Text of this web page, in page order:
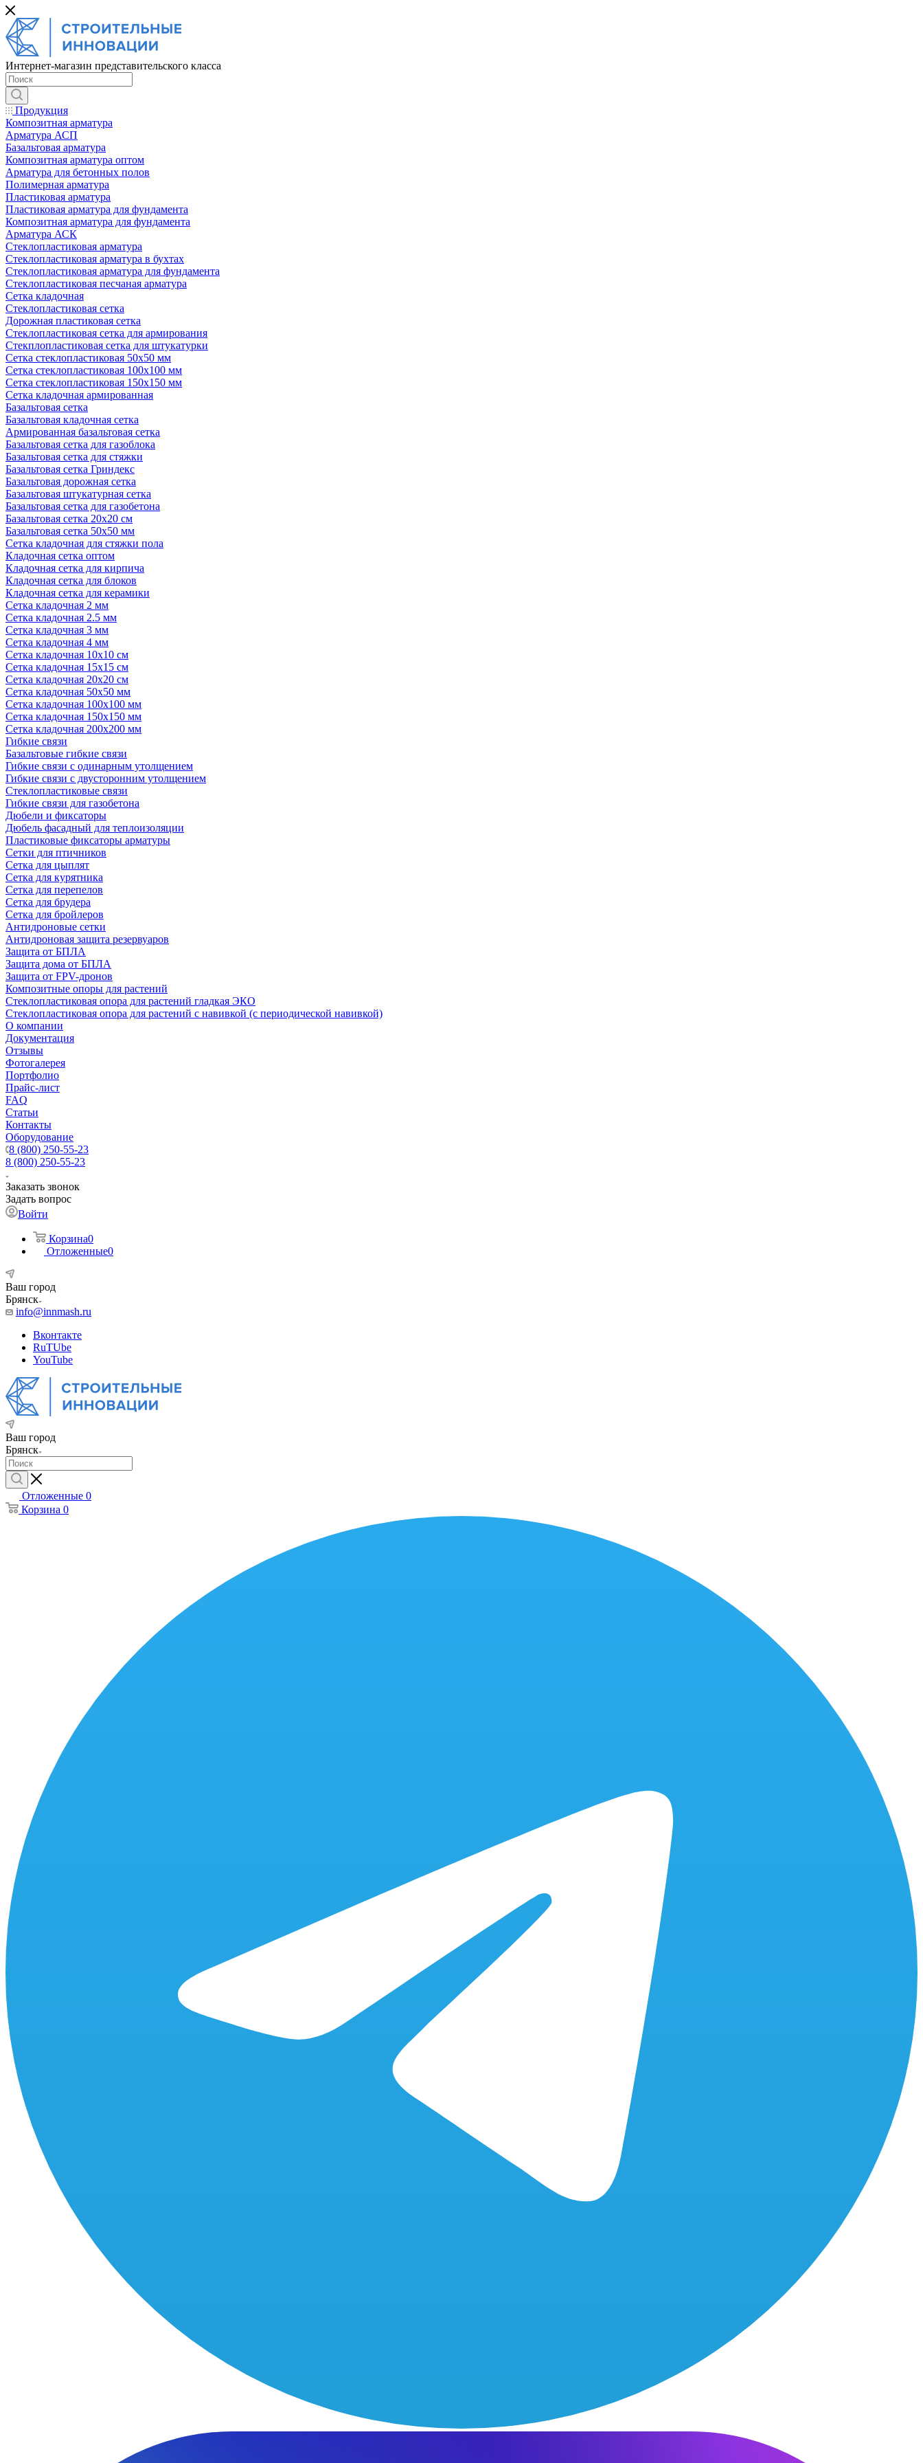
Интернет-магазин представительского класса
Продукция
Композитная арматура
Арматура АСП
Базальтовая арматура
Композитная арматура оптом
Арматура для бетонных полов
Полимерная арматура
Пластиковая арматура
Пластиковая арматура для фундамента
Композитная арматура для фундамента
Арматура АСК
Cтеклопластиковая арматура
Стеклопластиковая арматура в бухтах
Стеклопластиковая арматура для фундамента
Стеклопластиковая песчаная арматура
Сетка кладочная
Стеклопластиковая сетка
Дорожная пластиковая сетка
Стеклопластиковая сетка для армирования
Стекплопластиковая сетка для штукатурки
Сетка стеклопластиковая 50x50 мм
Сетка стеклопластиковая 100x100 мм
Сетка стеклопластиковая 150x150 мм
Сетка кладочная армированная
Базальтовая сетка
Базальтовая кладочная сетка
Армированная базальтовая сетка
Базальтовая сетка для газоблока
Базальтовая сетка для стяжки
Базальтовая сетка Гриндекс
Базальтовая дорожная сетка
Базальтовая штукатурная сетка
Базальтовая сетка для газобетона
Базальтовая сетка 20x20 см
Базальтовая сетка 50x50 мм
Сетка кладочная для стяжки пола
Кладочная сетка оптом
Кладочная сетка для кирпича
Кладочная сетка для блоков
Кладочная сетка для керамики
Сетка кладочная 2 мм
Сетка кладочная 2.5 мм
Сетка кладочная 3 мм
Сетка кладочная 4 мм
Сетка кладочная 10x10 см
Сетка кладочная 15x15 см
Сетка кладочная 20x20 см
Сетка кладочная 50x50 мм
Сетка кладочная 100x100 мм
Сетка кладочная 150x150 мм
Сетка кладочная 200x200 мм
Гибкие связи
Базальтовые гибкие связи
Гибкие связи с одинарным утолщением
Гибкие связи с двусторонним утолщением
Стеклопластиковые связи
Гибкие связи для газобетона
Дюбели и фиксаторы
Дюбель фасадный для теплоизоляции
Пластиковые фиксаторы арматуры
Сетки для птичников
Сетка для цыплят
Сетка для курятника
Сетка для перепелов
Сетка для брудера
Сетка для бройлеров
Антидроновые сетки
Антидроновая защита резервуаров
Защита от БПЛА
Защита дома от БПЛА
Защита от FPV-дронов
Композитные опоры для растений
Стеклопластиковая опора для растений гладкая ЭКО
Стеклопластиковая опора для растений с навивкой (с периодической навивкой)
О компании
Документация
Отзывы
Фотогалерея
Портфолио
Прайс-лист
FAQ
Статьи
Контакты
Оборудование
8 (800) 250-55-23
8 (800) 250-55-23
Заказать звонок
Задать вопрос
Войти
Корзина0
Отложенные0
Ваш город
Брянск
info@innmash.ru
Вконтакте
RuTUbe
YouTube
Ваш город
Брянск
Отложенные 0
Корзина 0